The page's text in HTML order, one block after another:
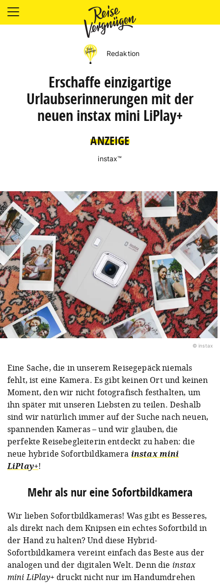
LÄNDER
OUTDOOR
Redaktion
Erschaffe einzigartige
Urlaubserinnerungen mit der
neuen instax mini LiPlay+
ANZEIGE
instax™
© instax
Eine Sache, die in unserem Reisegepäck niemals
fehlt, ist eine Kamera. Es gibt keinen Ort und keinen
Moment, den wir nicht fotografisch festhalten, um
ihn später mit unseren Liebsten zu teilen. Deshalb
sind wir natürlich immer auf der Suche nach neuen,
spannenden Kameras – und wir glauben, die
perfekte Reisebegleiterin entdeckt zu haben: die
neue hybride Sofortbildkamera instax mini
LiPlay+!
Mehr als nur eine Sofortbildkamera
Wir lieben Sofortbildkameras! Was gibt es Besseres,
als direkt nach dem Knipsen ein echtes Sofortbild in
der Hand zu halten? Und diese Hybrid-
Sofortbildkamera vereint einfach das Beste aus der
analogen und der digitalen Welt. Denn die instax
mini LiPlay+ druckt nicht nur im Handumdrehen